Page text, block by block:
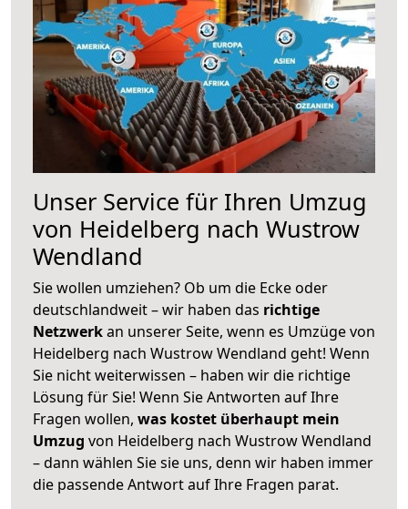
Unser Service für Ihren Umzug
von Heidelberg nach Wustrow
Wendland
Sie wollen umziehen? Ob um die Ecke oder
deutschlandweit – wir haben das richtige
Netzwerkan unserer Seite, wenn es Umzüge von
Heidelberg nach Wustrow Wendland geht! Wenn
Sie nicht weiterwissen – haben wir die richtige
Lösung für Sie! Wenn Sie Antworten auf Ihre
Fragen wollen, was kostet überhaupt mein
Umzug von Heidelberg nach Wustrow Wendland
– dann wählen Sie sie uns, denn wir haben immer
die passende Antwort auf Ihre Fragen parat.